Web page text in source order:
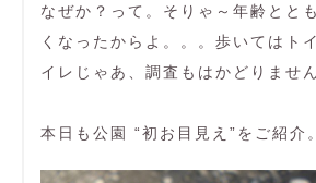
なぜか？って。そりゃ～年齢とと
くなったからよ。。。歩いてはト
イレじゃあ、調査もはかどりませ
本日も公園 “初お目見え”をご紹介。